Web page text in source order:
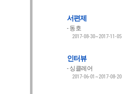
서편제
동호
2017-08-30~2017-11-05
인터뷰
싱클레어
2017-06-01~2017-08-20